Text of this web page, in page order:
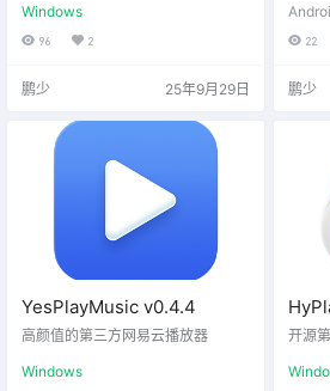
Windows
96 2
鹏少 25年9月29日
22
鹏少
YesPlayMusic v0.4.4
高颜值的第三方网易云播放器
Windows
开源